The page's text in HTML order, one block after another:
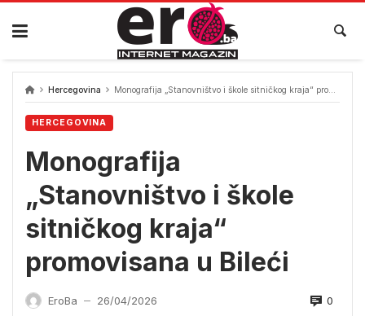
Skip
content
Hercegovina Monografija „Stanovništvo i škole sitničkog kraja“ promovisana u Bileći
HERCEGOVINA
Monografija
„Stanovništvo i škole
sitničkog kraja“
promovisana u Bileći
EroBa — 26/04/2026 0